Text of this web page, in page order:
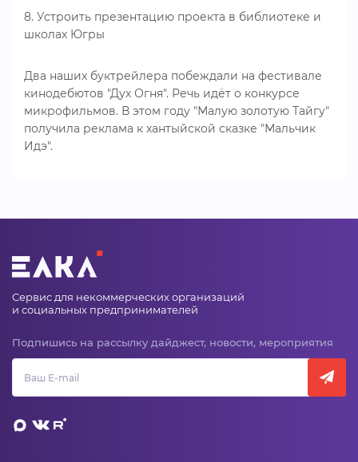
8. Устроить презентацию проекта в библиотеке и
школах Югры
Два наших буктрейлера побеждали на фестивале
кинодебютов "Дух Огня". Речь идёт о конкурсе
микрофильмов. В этом году "Малую золотую Тайгу"
получила реклама к хантыйской сказке "Мальчик
Идэ".
Сервис для некоммерческих организаций
и социальных предпринимателей
Подпишись на рассылку дайджест, новости, мероприятия